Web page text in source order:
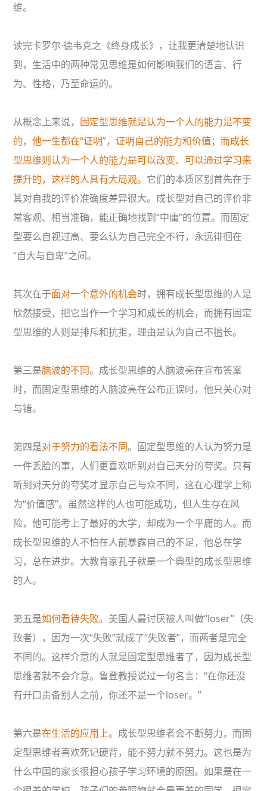
维。
读完卡罗尔·德韦克之《终身成长》，让我更清楚地认识
到，生活中的两种常见思维是如何影响我们的语言、行
为、性格，乃至命运的。
从概念上来说， 固定型思维就是认为一个人的能力是不变
的，他一生都在“证明”，证明自己的能力和价值；而成长
型思维则认为一个人的能力是可以改变、可以通过学习来
提升的，这样的人具有大局观。 它们的本质区别首先在于
其对自我的评价准确度差异很大。成长型对自己的评价非
常客观、相当准确，能正确地找到“中庸”的位置。而固定
型要么自视过高、要么认为自己完全不行，永远徘徊在
“自大与自卑”之间。
其次在于面对一个意外的机会时，拥有成长型思维的人是
欣然接受，把它当作一个学习和成长的机会，而拥有固定
型思维的人则是排斥和抗拒，理由是认为自己不擅长。
第三是脑波的不同。成长型思维的人脑波亮在宣布答案
时，而固定型思维的人脑波亮在公布正误时，他只关心对
与错。
第四是对于努力的看法不同。固定型思维的人认为努力是
一件丢脸的事，人们更喜欢听到对自己天分的夸奖。只有
听到对天分的夸奖才显示自己与众不同，这在心理学上称
为“价值感”。虽然这样的人也可能成功，但人生存在风
险，他可能考上了最好的大学，却成为一个平庸的人。而
成长型思维的人不怕在人前暴露自己的不足，他总在学
习，总在进步。大教育家孔子就是一个典型的成长型思维
的人。
第五是如何看待失败。美国人最讨厌被人叫做“loser”（失
败者），因为一次“失败”就成了“失败者”，而两者是完全
不同的。这样介意的人就是固定型思维者了，因为成长型
思维者就不会介意。鲁登教授说过一句名言：“在你还没
有开口责备别人之前，你还不是一个loser。”
第六是在生活的应用上。成长型思维者会不断努力，而固
定型思维者喜欢死记硬背，能不努力就不努力。这也是为
什么中国的家长很担心孩子学习环境的原因。如果是在一